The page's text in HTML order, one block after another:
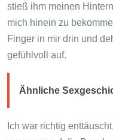
stieß ihm meinen
mich hinein zu
Finger in mir drin und
gefühlvoll auf.
Ähnliche
Ich war richtig